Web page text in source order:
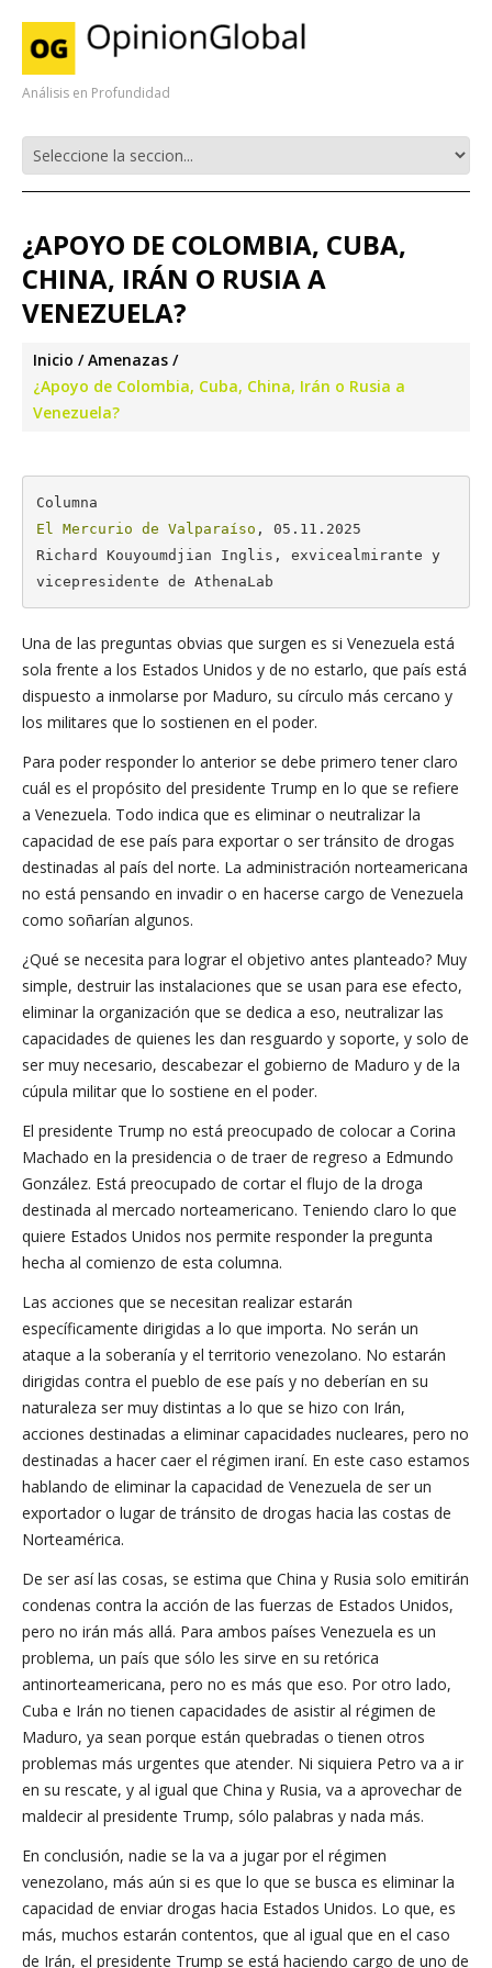
Análisis en Profundidad
¿APOYO DE COLOMBIA, CUBA,
CHINA, IRÁN O RUSIA A
VENEZUELA?
Inicio
Amenazas
¿Apoyo de Colombia, Cuba, China, Irán o Rusia a
Venezuela?
El Mercurio de Valparaíso , 05.11.2025
Richard Kouyoumdjian Inglis, exvicealmirante y
vicepresidente de AthenaLab
Una de las preguntas obvias que surgen es si Venezuela está
sola frente a los Estados Unidos y de no estarlo, que país está
dispuesto a inmolarse por Maduro, su círculo más cercano y
los militares que lo sostienen en el poder.
Para poder responder lo anterior se debe primero tener claro
cuál es el propósito del presidente Trump en lo que se refiere
a Venezuela. Todo indica que es eliminar o neutralizar la
capacidad de ese país para exportar o ser tránsito de drogas
destinadas al país del norte. La administración norteamericana
no está pensando en invadir o en hacerse cargo de Venezuela
como soñarían algunos.
¿Qué se necesita para lograr el objetivo antes planteado? Muy
simple, destruir las instalaciones que se usan para ese efecto,
eliminar la organización que se dedica a eso, neutralizar las
capacidades de quienes les dan resguardo y soporte, y solo de
ser muy necesario, descabezar el gobierno de Maduro y de la
cúpula militar que lo sostiene en el poder.
El presidente Trump no está preocupado de colocar a Corina
Machado en la presidencia o de traer de regreso a Edmundo
González. Está preocupado de cortar el flujo de la droga
destinada al mercado norteamericano. Teniendo claro lo que
quiere Estados Unidos nos permite responder la pregunta
hecha al comienzo de esta columna.
Las acciones que se necesitan realizar estarán
específicamente dirigidas a lo que importa. No serán un
ataque a la soberanía y el territorio venezolano. No estarán
dirigidas contra el pueblo de ese país y no deberían en su
naturaleza ser muy distintas a lo que se hizo con Irán,
acciones destinadas a eliminar capacidades nucleares, pero no
destinadas a hacer caer el régimen iraní. En este caso estamos
hablando de eliminar la capacidad de Venezuela de ser un
exportador o lugar de tránsito de drogas hacia las costas de
Norteamérica.
De ser así las cosas, se estima que China y Rusia solo emitirán
condenas contra la acción de las fuerzas de Estados Unidos,
pero no irán más allá. Para ambos países Venezuela es un
problema, un país que sólo les sirve en su retórica
antinorteamericana, pero no es más que eso. Por otro lado,
Cuba e Irán no tienen capacidades de asistir al régimen de
Maduro, ya sean porque están quebradas o tienen otros
problemas más urgentes que atender. Ni siquiera Petro va a ir
en su rescate, y al igual que China y Rusia, va a aprovechar de
maldecir al presidente Trump, sólo palabras y nada más.
En conclusión, nadie se la va a jugar por el régimen
venezolano, más aún si es que lo que se busca es eliminar la
capacidad de enviar drogas hacia Estados Unidos. Lo que, es
más, muchos estarán contentos, que al igual que en el caso
de Irán, el presidente Trump se está haciendo cargo de uno de